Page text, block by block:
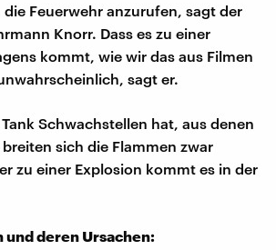
Feuerwehr anzurufen, sagt der
Knorr. Dass es zu einer
kommt, wie wir das aus Filmen
sagt er.
Schwachstellen hat, aus denen
sich die Flammen zwar
zu einer Explosion kommt es in der
und deren Ursachen: